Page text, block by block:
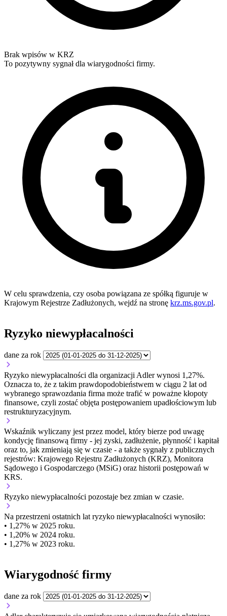
Brak wpisów w KRZ
To pozytywny sygnał dla wiarygodności firmy.
W celu sprawdzenia, czy osoba powiązana ze spółką figuruje w
Krajowym Rejestrze Zadłużonych, wejdź na stronę krz.ms.gov.pl.
Ryzyko niewypłacalności
dane za rok
Ryzyko niewypłacalności dla organizacji Adler wynosi 1,27%.
Oznacza to, że z takim prawdopodobieństwem w ciągu 2 lat od
wybranego sprawozdania firma może trafić w poważne kłopoty
finansowe, czyli zostać objęta postępowaniem upadłościowym lub
restrukturyzacyjnym.
Wskaźnik wyliczany jest przez model, który bierze pod uwagę
kondycję finansową firmy - jej zyski, zadłużenie, płynność i kapitał
oraz to, jak zmieniają się w czasie - a także sygnały z publicznych
rejestrów: Krajowego Rejestru Zadłużonych (KRZ), Monitora
Sądowego i Gospodarczego (MSiG) oraz historii postępowań w
KRS.
Ryzyko niewypłacalności pozostaje bez zmian w czasie.
Na przestrzeni ostatnich lat ryzyko niewypłacalności wynosiło:
• 1,27% w 2025 roku.
• 1,20% w 2024 roku.
• 1,27% w 2023 roku.
Wiarygodność firmy
dane za rok